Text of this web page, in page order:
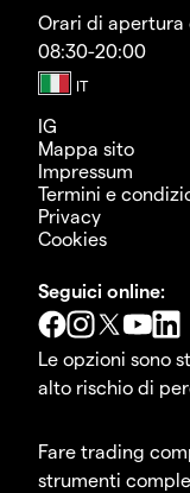
Orari di apertura
08:30-20:00
IG
Mappa sito
Impressum
Termini e
Privacy
Cookies
Seguici online:
Le opzioni sono
alto rischio di
Fare trading
strumenti